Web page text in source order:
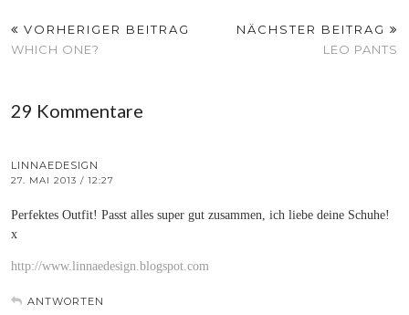
VORHERIGER BEITRAG
WHICH ONE?
NÄCHSTER BEITRAG
LEO PANTS
29 Kommentare
LINNAEDESIGN
27. MAI 2013 / 12:27
Perfektes Outfit! Passt alles super gut zusammen, ich liebe deine Schuhe!
x
http://www.linnaedesign.blogspot.com
ANTWORTEN